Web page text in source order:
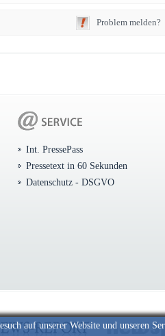
auf unserer Website und unseren
Problem melden?
Int. PressePass
Pressetext in 60 Sekunden
Datenschutz - DSGVO